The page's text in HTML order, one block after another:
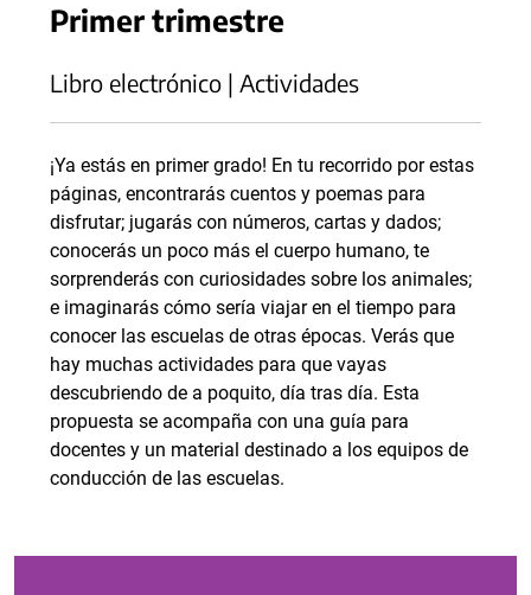
Primer trimestre
Libro electrónico | Actividades
¡Ya estás en primer grado! En tu recorrido por estas
páginas, encontrarás cuentos y poemas para
disfrutar; jugarás con números, cartas y dados;
conocerás un poco más el cuerpo humano, te
sorprenderás con curiosidades sobre los animales;
e imaginarás cómo sería viajar en el tiempo para
conocer las escuelas de otras épocas. Verás que
hay muchas actividades para que vayas
descubriendo de a poquito, día tras día. Esta
propuesta se acompaña con una guía para
docentes y un material destinado a los equipos de
conducción de las escuelas.